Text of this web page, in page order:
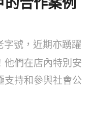
字號，近期亦踴躍
他們在店內特別安
支持和參與社會公